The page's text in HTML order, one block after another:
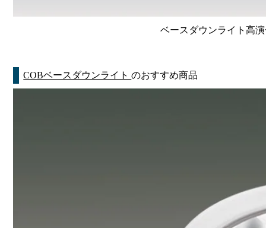
ベースダウンライト高
COBベースダウンライトのおすすめ商品